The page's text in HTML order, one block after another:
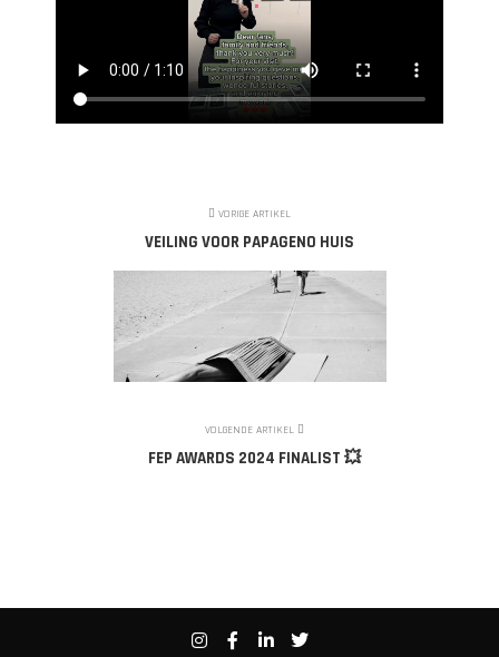
VORIGE ARTIKEL
VEILING VOOR PAPAGENO HUIS
VOLGENDE ARTIKEL
FEP AWARDS 2024 FINALIST 💥